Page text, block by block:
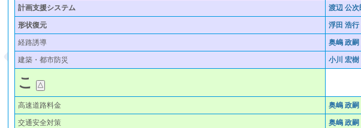
計画支援システム 渡辺 公次
形状復元 浮田 浩行
経路誘導 奥嶋 政嗣
建築・都市防災 小川 宏樹
こ
高速道路料金 奥嶋 政嗣
交通安全対策 奥嶋 政嗣